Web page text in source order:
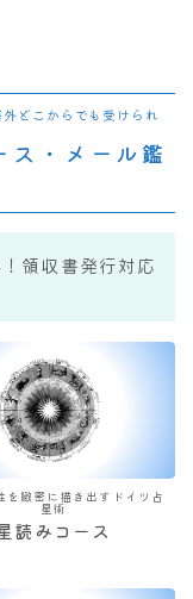
どこからでも受けられ
ス・メール鑑
領収書発行対応
を緻密に描き出すドイツ占
星術
読みコース